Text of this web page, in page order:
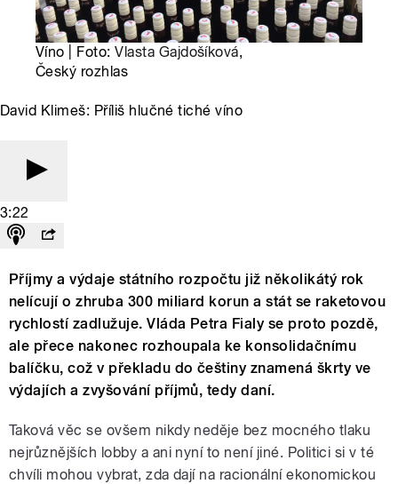
Víno | Foto:Vlasta Gajdošíková,
Český rozhlas
David Klimeš: Příliš hlučné tiché víno
3:22
Příjmy a výdaje státního rozpočtu již několikátý rok
nelícují o zhruba 300 miliard korun a stát se raketovou
rychlostí zadlužuje. Vláda Petra Fialy se proto pozdě,
ale přece nakonec rozhoupala ke konsolidačnímu
balíčku, což v překladu do češtiny znamená škrty ve
výdajích a zvyšování příjmů, tedy daní.
Taková věc se ovšem nikdy neděje bez mocného tlaku
nejrůznějších lobby a ani nyní to není jiné. Politici si v té
chvíli mohou vybrat, zda dají na racionální ekonomickou